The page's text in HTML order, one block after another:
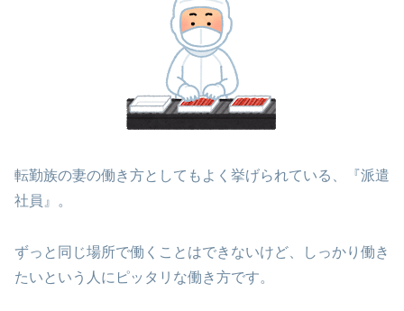
転勤族の妻の働き方としてもよく挙げられている、『派遣
社員』。
ずっと同じ場所で働くことはできないけど、しっかり働き
たいという人にピッタリな働き方です。